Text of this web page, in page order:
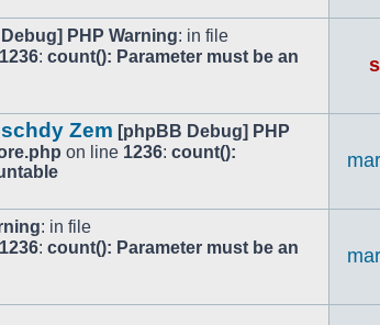
PHP Warning: in file
1236: count(): Parameter must be an
Zem [phpBB Debug] PHP
on line 1236: count():
: in file
1236: count(): Parameter must be an